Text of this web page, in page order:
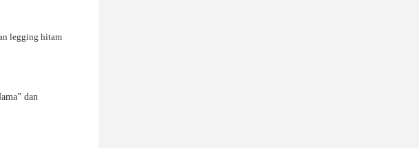
legging hitam
dan